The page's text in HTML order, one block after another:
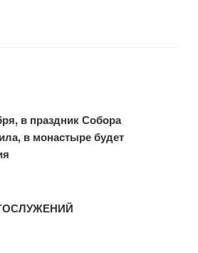
в праздник Собора
в монастыре будет